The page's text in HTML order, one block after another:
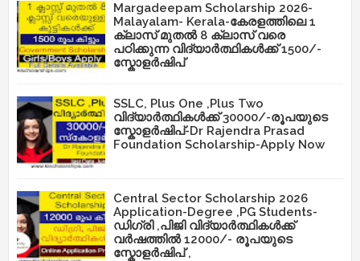
Margadeepam Scholarship 2026-
Malayalam- Kerala-കേരളത്തിലെ 1
ക്ലാസ് മുതൽ 8 ക്ലാസ് വരെ
പഠിക്കുന്ന വിദ്യാർത്ഥികൾക്ക് 1500/-
സ്കോളർഷിപ്
SSLC, Plus One ,Plus Two
വിദ്യാർത്ഥികൾക്ക് 30000/-രൂപയുടെ
സ്കോളർഷിപ്-Dr Rajendra Prasad
Foundation Scholarship-Apply Now
Central Sector Scholarship 2026
Application-Degree ,PG Students-
ഡിഗ്രി ,പിജി വിദ്യാർത്ഥികൾക്ക്
വർഷത്തിൽ 12000/- രൂപയുടെ
സ്കോളർഷിപ് ,